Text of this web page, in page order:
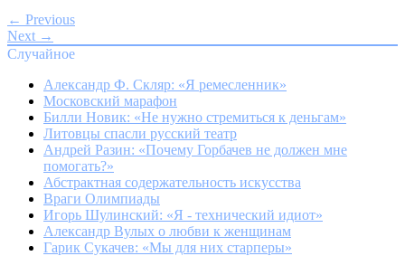
← Previous
Next →
Случайное
Александр Ф. Скляр: «Я ремесленник»
Московский марафон
Билли Новик: «Не нужно стремиться к деньгам»
Литовцы спасли русский театр
Андрей Разин: «Почему Горбачев не должен мне
помогать?»
Абстрактная содержательность искусства
Враги Олимпиады
Игорь Шулинский: «Я - технический идиот»
Александр Вулых о любви к женщинам
Гарик Сукачев: «Мы для них старперы»